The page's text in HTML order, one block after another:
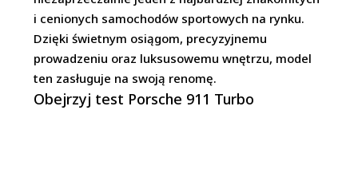
i cenionych samochodów sportowych na rynku.
Dzięki świetnym osiągom, precyzyjnemu
prowadzeniu oraz luksusowemu wnętrzu, model
ten zasługuje na swoją renomę.
Obejrzyj test Porsche 911 Turbo